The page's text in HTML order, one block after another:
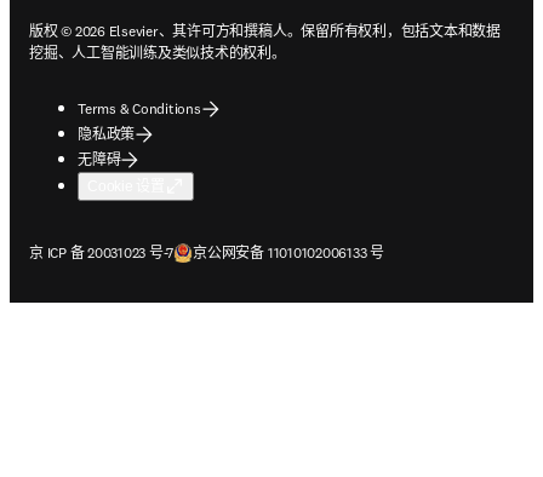
版权 © 2026 Elsevier、其许可方和撰稿人。保留所有权利，包括文本和数据
挖掘、人工智能训练及类似技术的权利。
Terms & Conditions
隐私政策
无障碍
京 ICP 备 20031023 号-7
在新的选项卡/窗口中打开京公网安备 11010102006133 号
在新的选项卡/窗口中打开